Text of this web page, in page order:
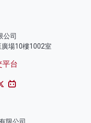
公司
場10樓1002室
台
限公司